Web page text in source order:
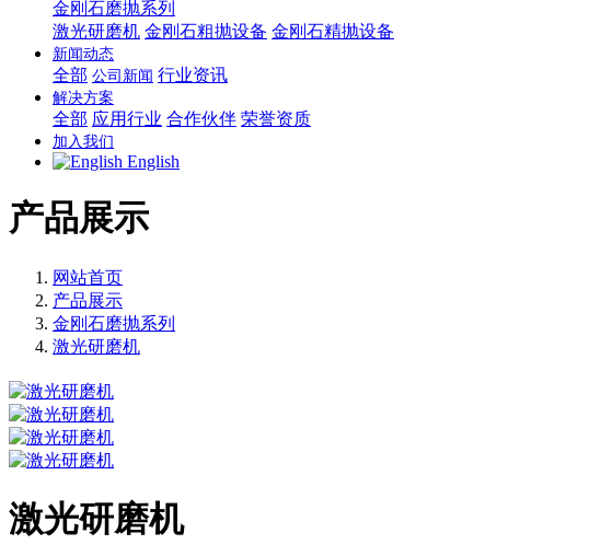
金刚石磨抛系列
激光研磨机 金刚石粗抛设备 金刚石精抛设备
新闻动态
全部 公司新闻 行业资讯
解决方案
全部 应用行业 合作伙伴 荣誉资质
加入我们
English
产品展示
网站首页
产品展示
金刚石磨抛系列
激光研磨机
激光研磨机